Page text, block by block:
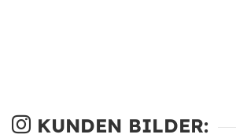
KUNDEN BILDER: